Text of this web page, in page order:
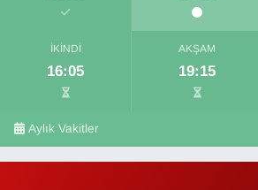
İKINDI
16:05
AKŞAM
19:15
Aylık Vakitler